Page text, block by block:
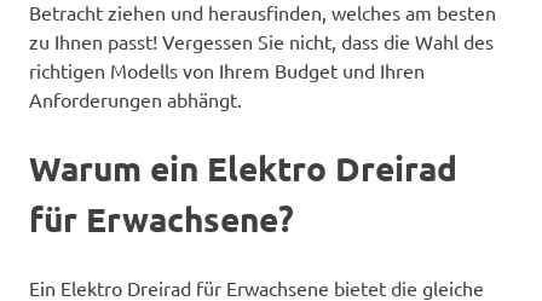
Betracht ziehen und herausfinden, welches am besten
zu Ihnen passt! Vergessen Sie nicht, dass die Wahl des
richtigen Modells von Ihrem Budget und Ihren
Anforderungen abhängt.
Warum ein Elektro Dreirad
für Erwachsene?
Ein Elektro Dreirad für Erwachsene bietet die gleiche